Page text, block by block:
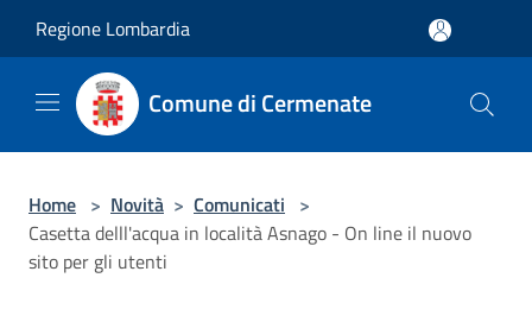
Regione Lombardia
Comune di Cermenate
Home > Novità > Comunicati >
Casetta delll'acqua in località Asnago - On line il nuovo
sito per gli utenti